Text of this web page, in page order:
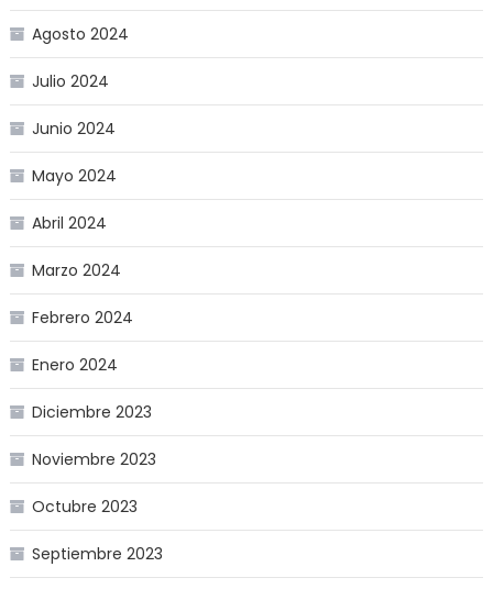
Agosto 2024
Julio 2024
Junio 2024
Mayo 2024
Abril 2024
Marzo 2024
Febrero 2024
Enero 2024
Diciembre 2023
Noviembre 2023
Octubre 2023
Septiembre 2023